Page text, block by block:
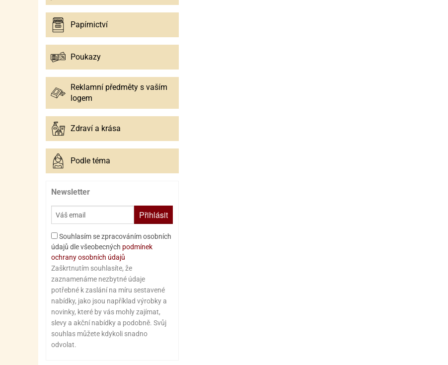
Papírnictví
Poukazy
Reklamní předměty s vaším
logem
Zdraví a krása
Podle téma
Newsletter
Přihlásit
Souhlasím se zpracováním osobních
údajů dle všeobecných podmínek
ochrany osobních údajů
Zaškrtnutím souhlasíte, že
zaznamenáme nezbytné údaje
potřebné k zaslání na míru sestavené
nabídky, jako jsou například výrobky a
novinky, které by vás mohly zajímat,
slevy a akční nabídky a podobně. Svůj
souhlas můžete kdykoli snadno
odvolat.